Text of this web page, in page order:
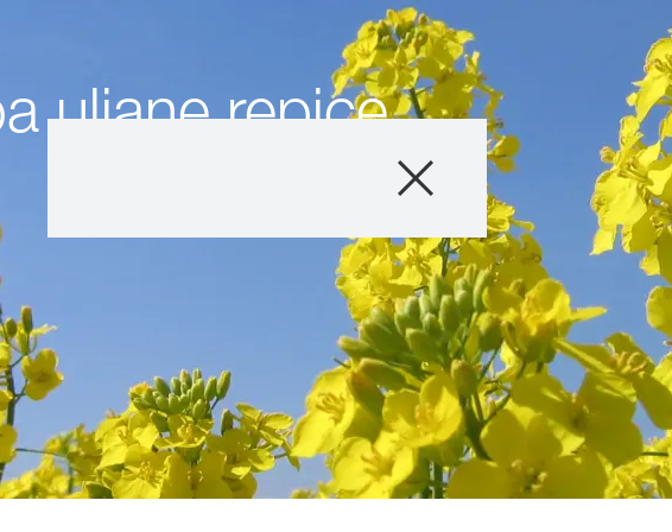
Sortiment
Tehnologija
Vijesti i noviteti
Digitalne usluge
O nama
uljane repice